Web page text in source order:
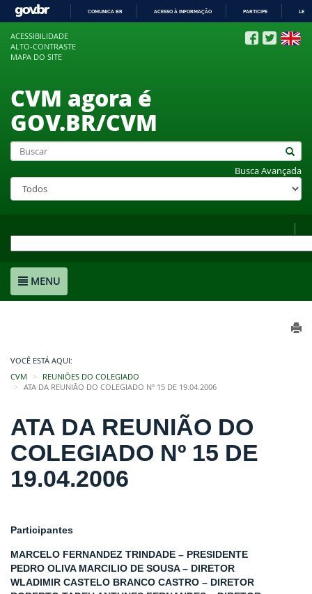
COMUNICA BR ACESSO À INFORMAÇÃO PARTICIPE
ACESSIBILIDADE
ALTO-CONTRASTE
MAPA DO SITE
CVM agora é
GOV.BR/CVM
Busca Avançada
MENU
VOCÊ ESTÁ AQUI:
CVM
REUNIÕES DO COLEGIADO
ATA DA REUNIÃO DO COLEGIADO Nº 15 DE 19.04.2006
ATA DA REUNIÃO DO
COLEGIADO Nº 15 DE
19.04.2006
Participantes
MARCELO FERNANDEZ TRINDADE – PRESIDENTE
PEDRO OLIVA MARCILIO DE SOUSA – DIRETOR
WLADIMIR CASTELO BRANCO CASTRO – DIRETOR